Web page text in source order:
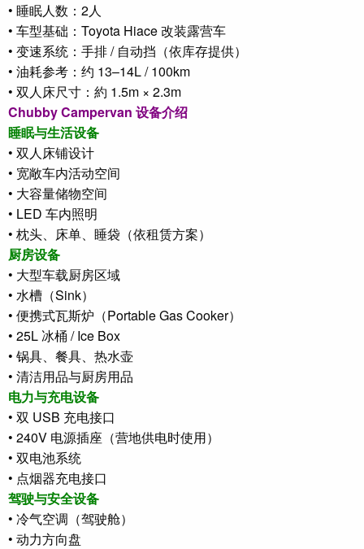
• 睡眠人数：2人
• 车型基础：Toyota Hiace 改装露营车
• 变速系统：手排 / 自动挡（依库存提供）
• 油耗参考：约 13–14L / 100km
• 双人床尺寸：約 1.5m × 2.3m
Chubby Campervan 设备介绍
睡眠与生活设备
• 双人床铺设计
• 宽敞车内活动空间
• 大容量储物空间
• LED 车内照明
• 枕头、床单、睡袋（依租赁方案）
厨房设备
• 大型车载厨房区域
• 水槽（Sink）
• 便携式瓦斯炉（Portable Gas Cooker）
• 25L 冰桶 / Ice Box
• 锅具、餐具、热水壶
• 清洁用品与厨房用品
电力与充电设备
• 双 USB 充电接口
• 240V 电源插座（营地供电时使用）
• 双电池系统
• 点烟器充电接口
驾驶与安全设备
• 冷气空调（驾驶舱）
• 动力方向盘